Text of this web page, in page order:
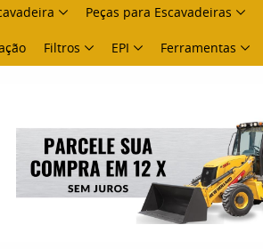
Peças para Escavadeiras
Filtros EPI Ferramentas